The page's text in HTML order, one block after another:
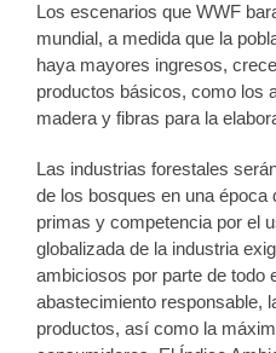
Los escenarios que WWF
mundial, a medida que la
haya mayores ingresos,
productos básicos, como los
madera y fibras para la
Las industrias forestales
de los bosques en una
primas y competencia por el
globalizada de la industria
ambiciosos por parte de todo
abastecimiento responsable,
productos, así como la